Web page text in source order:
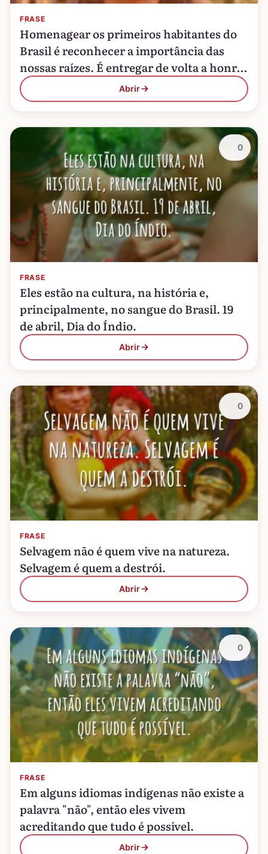
FRASE
Homenagear os primeiros habitantes do
Brasil é reconhecer a importância das
nossas raízes. É entregar de volta a honra
e o respeito que todos eles merecem. 19
de…
Abrir
FRASE
Eles estão na cultura, na história e,
principalmente, no sangue do Brasil. 19
de abril, Dia do Índio.
Abrir
0
FRASE
Selvagem não é quem vive na natureza.
Selvagem é quem a destrói.
Abrir
0
FRASE
Em alguns idiomas indígenas não existe a
palavra "não", então eles vivem
acreditando que tudo é possível.
Abrir
0